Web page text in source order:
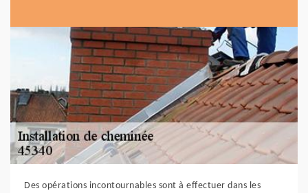
Des opérations incontournables sont à effectuer dans les